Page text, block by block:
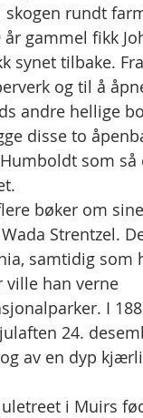
skogen rundt
gammel fikk
synet tilbake.
og til å
andre hellige
disse to
som så
bøker om
Strentzel.
samtidig som
ville han verne
I
24.
av en dyp
i Muirs